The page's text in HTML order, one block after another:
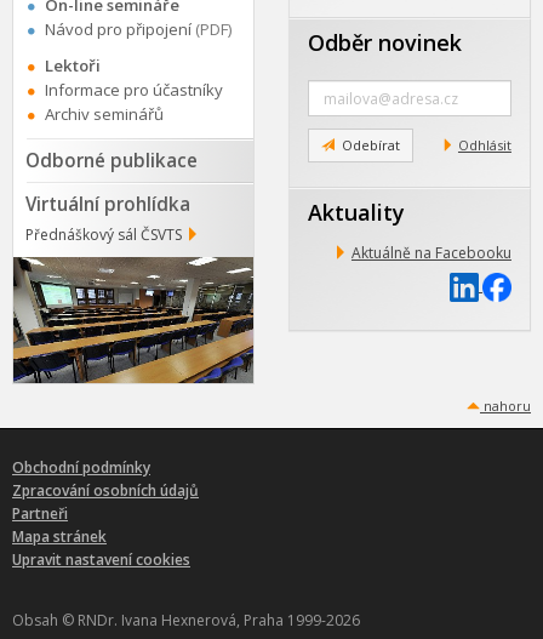
On-line semináře
Návod pro připojení (PDF)
Lektoři
Informace pro účastníky
Archiv seminářů
Odborné publikace
Virtuální prohlídka
Přednáškový sál ČSVTS
Odběr novinek
Zadejte
mail
Odebírat Odhlásit
Aktuality
Aktuálně na Facebooku
nahoru
Obchodní podmínky
Zpracování osobních údajů
Partneři
Mapa stránek
Upravit nastavení cookies
Obsah © RNDr. Ivana Hexnerová, Praha 1999-2026